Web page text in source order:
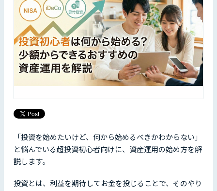
「投資を始めたいけど、何から始めるべきかわからない」
と悩んでいる超投資初心者向けに、資産運用の始め方を解
説します。
投資とは、利益を期待してお金を投じることで、そのやり